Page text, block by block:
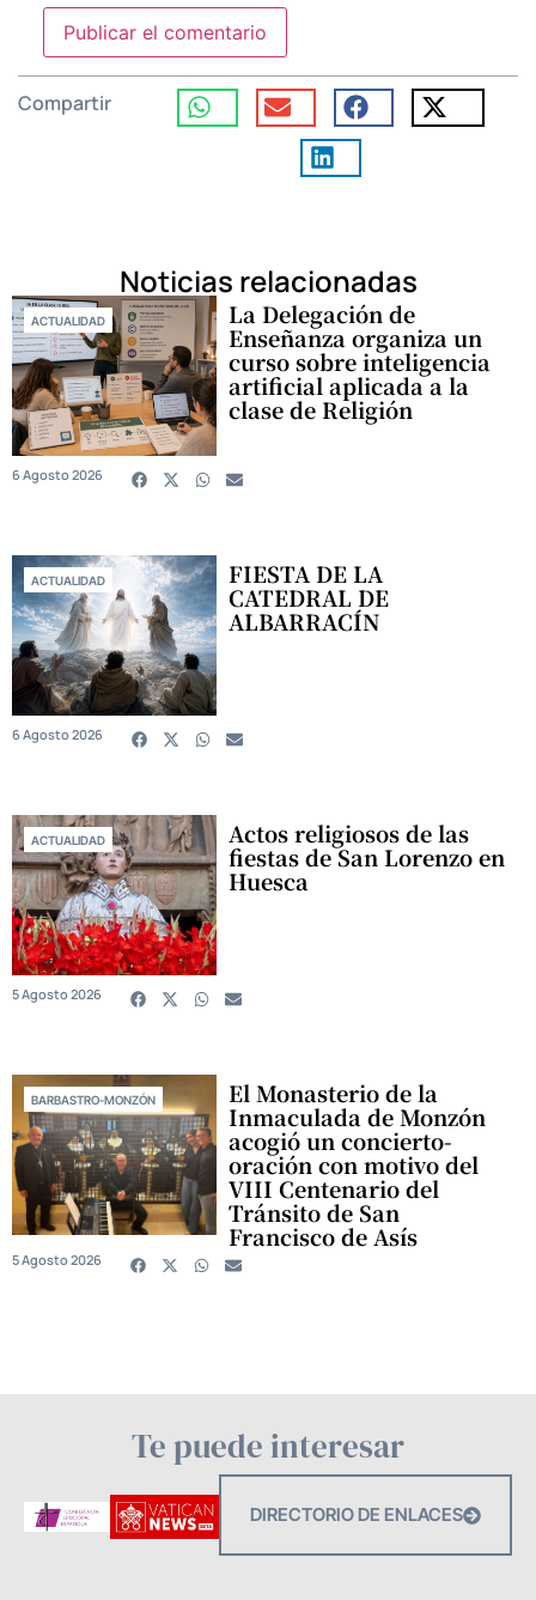
Compartir
Noticias relacionadas
ACTUALIDAD La Delegación de
Enseñanza organiza un
curso sobre inteligencia
artificial aplicada a la
clase de Religión
6 Agosto 2026
ACTUALIDAD FIESTA DE LA
CATEDRAL DE
ALBARRACÍN
6 Agosto 2026
ACTUALIDAD Actos religiosos de las
fiestas de San Lorenzo en
Huesca
5 Agosto 2026
BARBASTRO-MONZÓN El Monasterio de la
Inmaculada de Monzón
acogió un concierto-
oración con motivo del
VIII Centenario del
Tránsito de San
Francisco de Asís
5 Agosto 2026
Te puede interesar
DIRECTORIO DE ENLACES